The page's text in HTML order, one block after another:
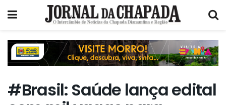
#Brasil: Saúde lança edital